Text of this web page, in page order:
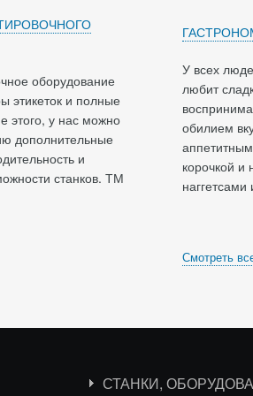
оборудование
этикеток и полные
этого, у нас можно
дополнительные
и
станков. ТМ
У всех
любит
обилием
корочкой
наггетсами
Смотреть
СТАНКИ,